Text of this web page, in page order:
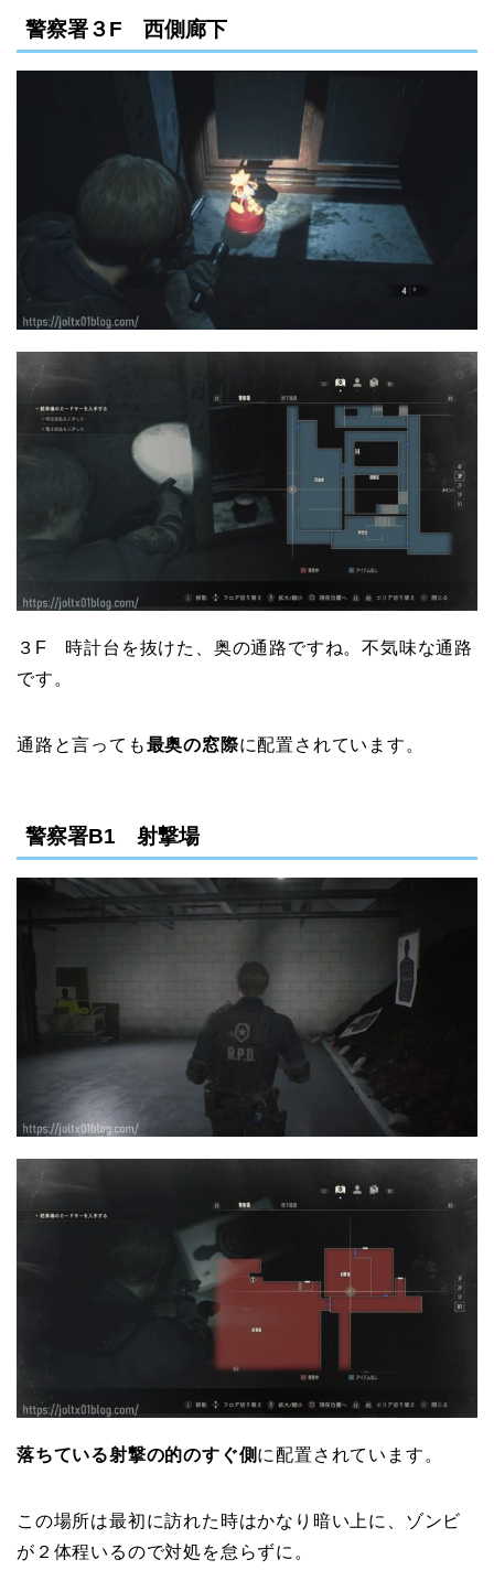
警察署３F 西側廊下
３F 時計台を抜けた、奥の通路ですね。不気味な通路
です。
通路と言っても最奥の窓際に配置されています。
警察署B1 射撃場
落ちている射撃の的のすぐ側 に配置されています。
この場所は最初に訪れた時はかなり暗い上に、ゾンビ
が２体程いるので対処を怠らずに。